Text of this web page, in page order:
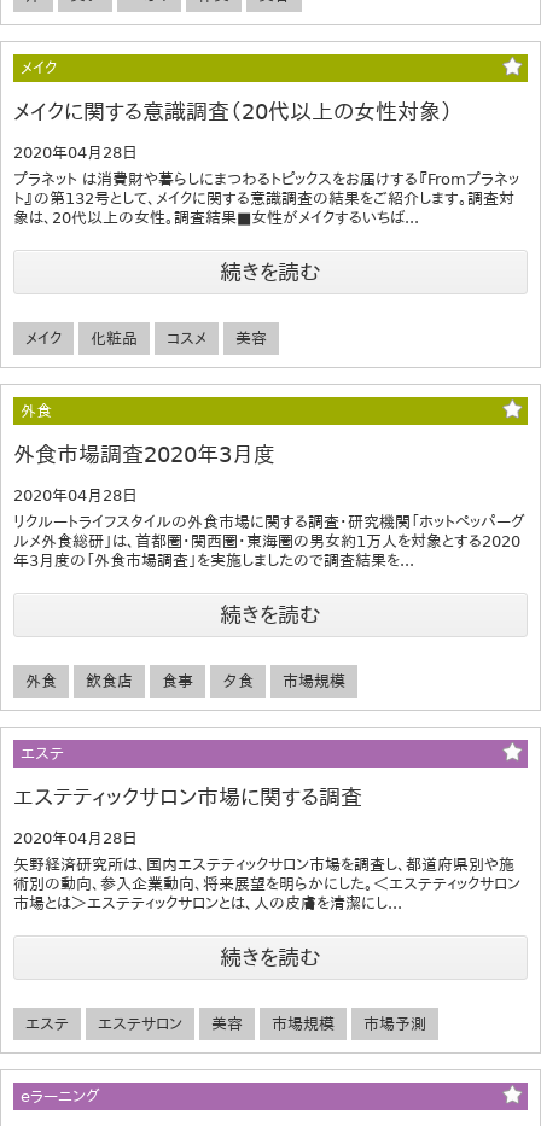
メイク
メイクに関する意識調査（20代以上の女性対象）
2020年04月28日
プラネット は消費財や暮らしにまつわるトピックスをお届けする『Fromプラネッ
ト』の第132号として、メイクに関する意識調査の結果をご紹介します。調査対
象は、20代以上の女性。調査結果■女性がメイクするいちば...
続きを読む
メイク 化粧品 コスメ 美容
外食
外食市場調査2020年3月度
2020年04月28日
リクルートライフスタイルの外食市場に関する調査・研究機関「ホットペッパーグ
ルメ外食総研」は、首都圏・関西圏・東海圏の男女約1万人を対象とする2020
年3月度の「外食市場調査」を実施しましたので調査結果を...
続きを読む
外食 飲食店 食事 夕食 市場規模
エステ
エステティックサロン市場に関する調査
2020年04月28日
矢野経済研究所は、国内エステティックサロン市場を調査し、都道府県別や施
術別の動向、参入企業動向、将来展望を明らかにした。＜エステティックサロン
市場とは＞エステティックサロンとは、人の皮膚を清潔にし...
続きを読む
エステ エステサロン 美容 市場規模 市場予測
eラーニング